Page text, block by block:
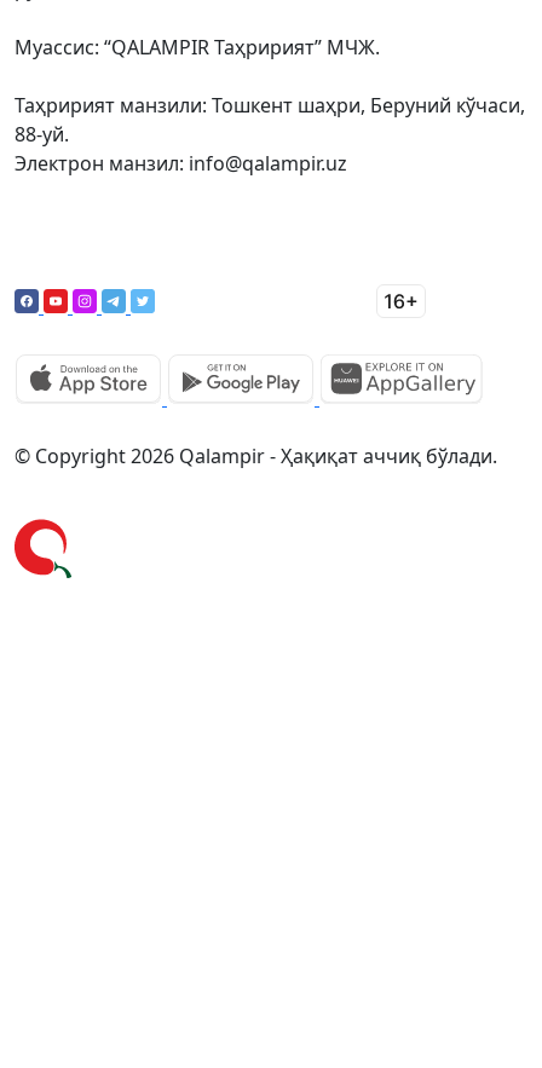
Муассис: “QALAMPIR Таҳририят” МЧЖ.
Таҳририят манзили: Тошкент шаҳри, Беруний кўчаси,
88-уй.
Электрон манзил: info@qalampir.uz
© Copyright 2026 Qalampir - Ҳақиқат аччиқ бўлади.